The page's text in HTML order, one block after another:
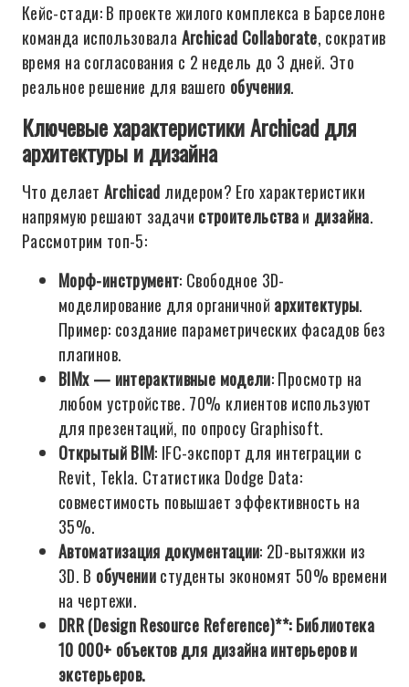
Кейс-стади: В проекте жилого комплекса в Барселоне
команда использовала Archicad Collaborate, сократив
время на согласования с 2 недель до 3 дней. Это
реальное решение для вашего обучения.
Ключевые характеристики Archicad для
архитектуры и дизайна
Что делает Archicad лидером? Его характеристики
напрямую решают задачи строительстваи дизайна.
Рассмотрим топ-5:
Морф-инструмент: Свободное 3D-
моделирование для органичной архитектуры.
Пример: создание параметрических фасадов без
плагинов.
BIMx — интерактивные модели: Просмотр на
любом устройстве. 70% клиентов используют
для презентаций, по опросу Graphisoft.
Открытый BIM: IFC-экспорт для интеграции с
Revit, Tekla. Статистика Dodge Data:
совместимость повышает эффективность на
35%.
Автоматизация документации: 2D-вытяжки из
3D. В обучениистуденты экономят 50% времени
на чертежи.
DRR (Design Resource Reference)**: Библиотека
10 000+ объектов для дизайнаинтерьеров и
экстерьеров.